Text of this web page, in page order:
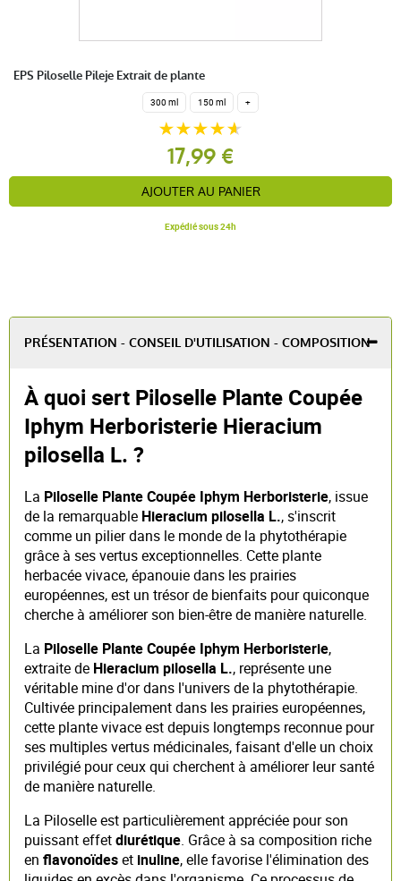
EPS Piloselle Pileje Extrait de plante
300 ml 150 ml +
17,99 €
AJOUTER AU PANIER
Expédié sous 24h
PRÉSENTATION - CONSEIL D'UTILISATION - COMPOSITION
À quoi sert Piloselle Plante Coupée
Iphym Herboristerie Hieracium
pilosella L. ?
La Piloselle Plante Coupée Iphym Herboristerie, issue
de la remarquable Hieracium pilosella L., s'inscrit
comme un pilier dans le monde de la phytothérapie
grâce à ses vertus exceptionnelles. Cette plante
herbacée vivace, épanouie dans les prairies
européennes, est un trésor de bienfaits pour quiconque
cherche à améliorer son bien-être de manière naturelle.
La Piloselle Plante Coupée Iphym Herboristerie,
extraite de Hieracium pilosella L., représente une
véritable mine d'or dans l'univers de la phytothérapie.
Cultivée principalement dans les prairies européennes,
cette plante vivace est depuis longtemps reconnue pour
ses multiples vertus médicinales, faisant d'elle un choix
privilégié pour ceux qui cherchent à améliorer leur santé
de manière naturelle.
La Piloselle est particulièrement appréciée pour son
puissant effetdiurétique. Grâce à sa composition riche
en flavonoïdeset inuline, elle favorise l'élimination des